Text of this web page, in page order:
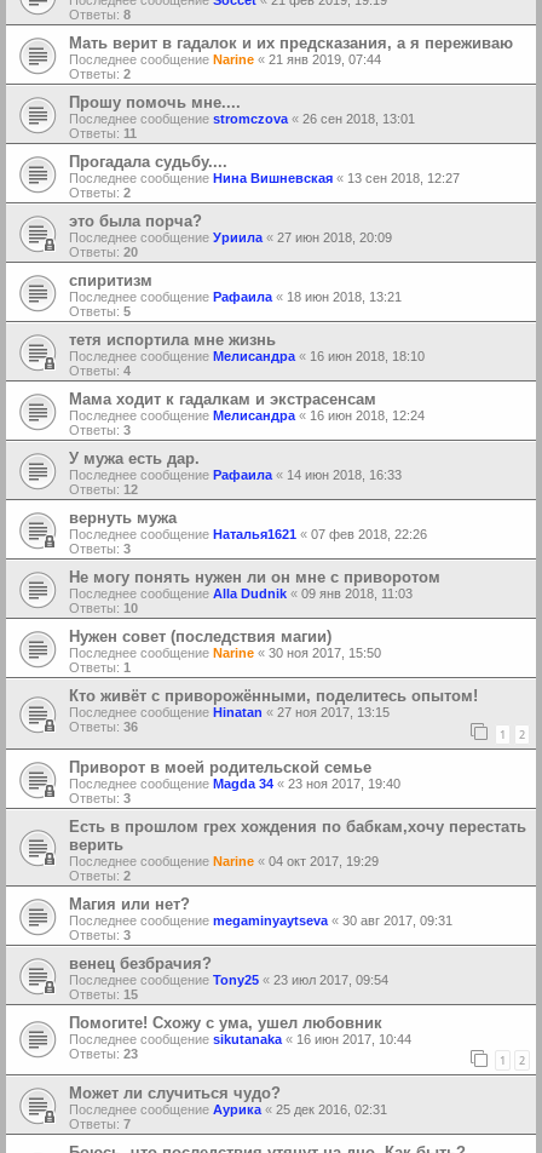
Ответы: 8
Мать верит в гадалок и их предсказания, а я переживаю
Последнее сообщение Narine « 21 янв 2019, 07:44
Ответы: 2
Прошу помочь мне....
Последнее сообщение stromczova « 26 сен 2018, 13:01
Ответы: 11
Прогадала судьбу....
Последнее сообщение Нина Вишневская « 13 сен 2018, 12:27
Ответы: 2
это была порча?
Последнее сообщение Уриила « 27 июн 2018, 20:09
Ответы: 20
спиритизм
Последнее сообщение Рафаила « 18 июн 2018, 13:21
Ответы: 5
тетя испортила мне жизнь
Последнее сообщение Мелисандра « 16 июн 2018, 18:10
Ответы: 4
Мама ходит к гадалкам и экстрасенсам
Последнее сообщение Мелисандра « 16 июн 2018, 12:24
Ответы: 3
У мужа есть дар.
Последнее сообщение Рафаила « 14 июн 2018, 16:33
Ответы: 12
вернуть мужа
Последнее сообщение Наталья1621 « 07 фев 2018, 22:26
Ответы: 3
Не могу понять нужен ли он мне с приворотом
Последнее сообщение Alla Dudnik « 09 янв 2018, 11:03
Ответы: 10
Нужен совет (последствия магии)
Последнее сообщение Narine « 30 ноя 2017, 15:50
Ответы: 1
Кто живёт с приворожёнными, поделитесь опытом!
Последнее сообщение Hinatan « 27 ноя 2017, 13:15
Ответы: 36 1 2
Приворот в моей родительской семье
Последнее сообщение Magda 34 « 23 ноя 2017, 19:40
Ответы: 3
Есть в прошлом грех хождения по бабкам,хочу перестать
верить
Последнее сообщение Narine « 04 окт 2017, 19:29
Ответы: 2
Магия или нет?
Последнее сообщение megaminyaytseva « 30 авг 2017, 09:31
Ответы: 3
венец безбрачия?
Последнее сообщение Tony25 « 23 июл 2017, 09:54
Ответы: 15
Помогите! Схожу с ума, ушел любовник
Последнее сообщение sikutanaka « 16 июн 2017, 10:44
Ответы: 23 1 2
Может ли случиться чудо?
Последнее сообщение Аурика « 25 дек 2016, 02:31
Ответы: 7